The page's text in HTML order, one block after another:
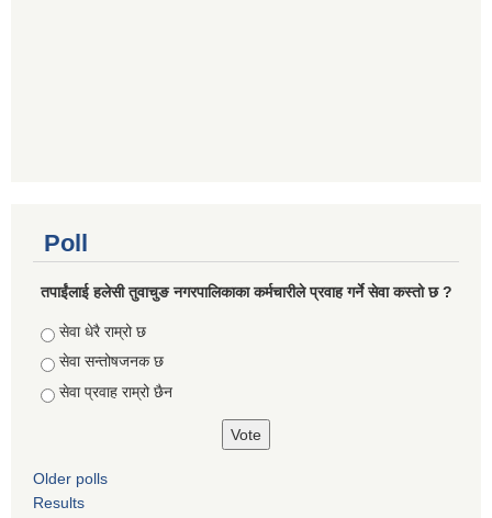
Poll
तपाईंलाई हलेसी तुवाचुङ नगरपालिकाका कर्मचारीले प्रवाह गर्ने सेवा कस्तो छ ?
Choices
सेवा धेरै राम्रो छ
सेवा सन्तोषजनक छ
सेवा प्रवाह राम्रो छैन
Older polls
Results